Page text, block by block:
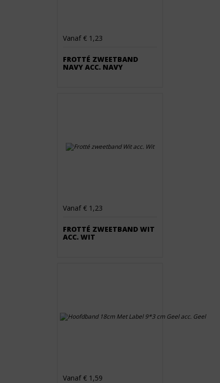
Vanaf € 1,23
FROTTÉ ZWEETBAND
NAVY ACC. NAVY
Vanaf € 1,23
FROTTÉ ZWEETBAND WIT
ACC. WIT
Vanaf € 1,59